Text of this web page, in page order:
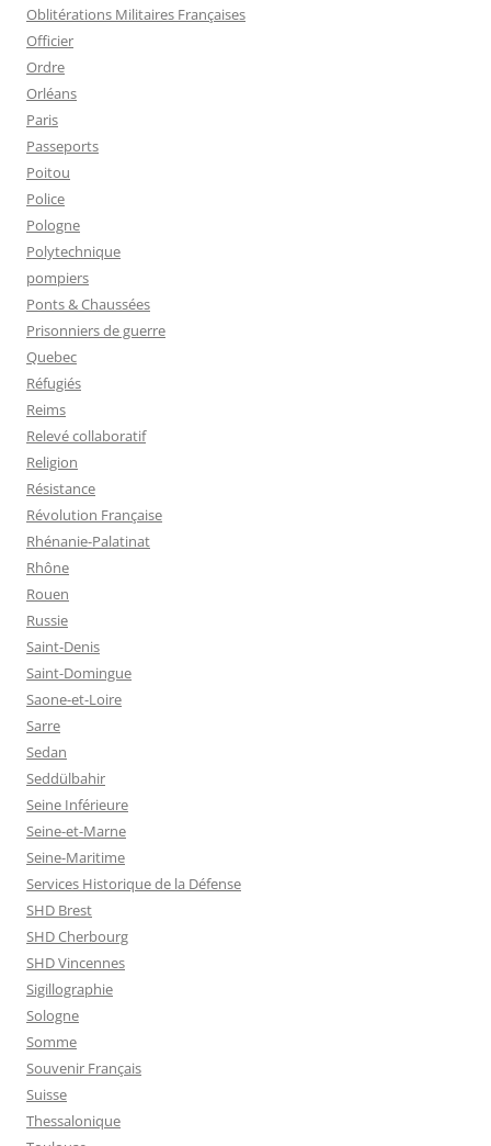
Oblitérations Militaires Françaises
Officier
Ordre
Orléans
Paris
Passeports
Poitou
Police
Pologne
Polytechnique
pompiers
Ponts & Chaussées
Prisonniers de guerre
Quebec
Réfugiés
Reims
Relevé collaboratif
Religion
Résistance
Révolution Française
Rhénanie-Palatinat
Rhône
Rouen
Russie
Saint-Denis
Saint-Domingue
Saone-et-Loire
Sarre
Sedan
Seddülbahir
Seine Inférieure
Seine-et-Marne
Seine-Maritime
Services Historique de la Défense
SHD Brest
SHD Cherbourg
SHD Vincennes
Sigillographie
Sologne
Somme
Souvenir Français
Suisse
Thessalonique